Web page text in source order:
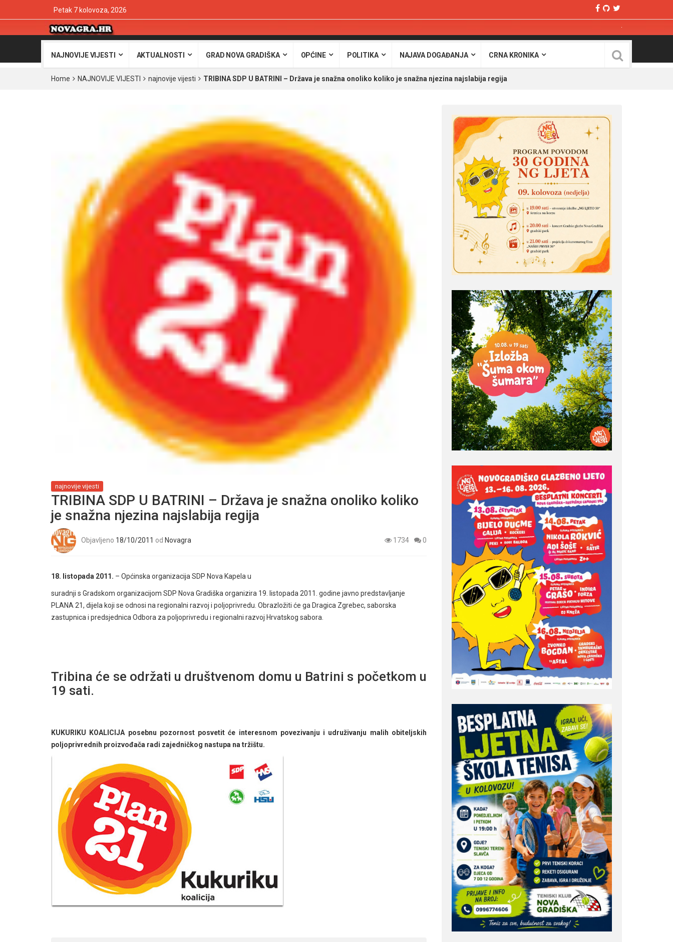
Petak 7 kolovoza, 2026
NAJNOVIJE VIJESTI AKTUALNOSTI GRAD NOVA GRADIŠKA OPĆINE POLITIKA NAJAVA DOGAĐANJA CRNA KRONIKA
Home NAJNOVIJE VIJESTI najnovije vijesti TRIBINA SDP U BATRINI – Država je snažna onoliko koliko je snažna njezina najslabija regija
najnovije vijesti
TRIBINA SDP U BATRINI – Država je snažna onoliko koliko
je snažna njezina najslabija regija
Objavljeno 18/10/2011 od Novagra 1734 0
18. listopada 2011. – Općinska organizacija SDP Nova Kapela u
suradnji s Gradskom organizacijom SDP Nova Gradiška organizira 19. listopada 2011. godine javno predstavljanje
PLANA 21, dijela koji se odnosi na regionalni razvoj i poljoprivredu. Obrazložiti će ga Dragica Zgrebec, saborska
zastupnica i predsjednica Odbora za poljoprivredu i regionalni razvoj Hrvatskog sabora.
Tribina će se održati u društvenom domu u Batrini s početkom u
19 sati.
KUKURIKU KOALICIJA posebnu pozornost posvetit će interesnom povezivanju i udruživanju malih obiteljskih
poljoprivrednih proizvođača radi zajedničkog nastupa na tržištu.